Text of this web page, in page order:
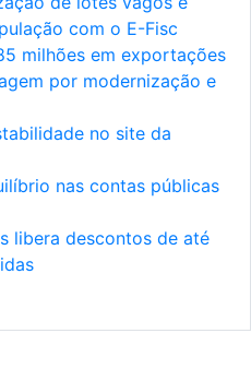
com o E-Fisc
milhões em exportações
por modernização e
no site da
nas contas públicas
libera descontos de até